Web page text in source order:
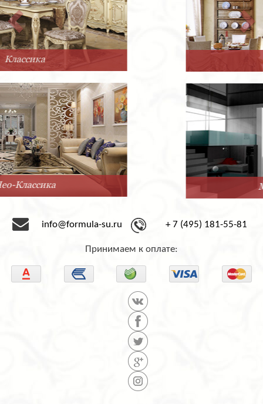
Минимализм
info@formula-su.ru + 7 (495) 181-55-81
Принимаем к оплате: